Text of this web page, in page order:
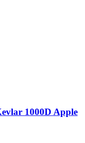
1000D Apple